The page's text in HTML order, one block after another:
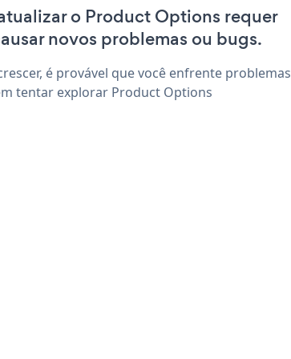
o Product Options requer
novos problemas ou bugs.
é provável que você enfrente problemas
tentar explorar Product Options